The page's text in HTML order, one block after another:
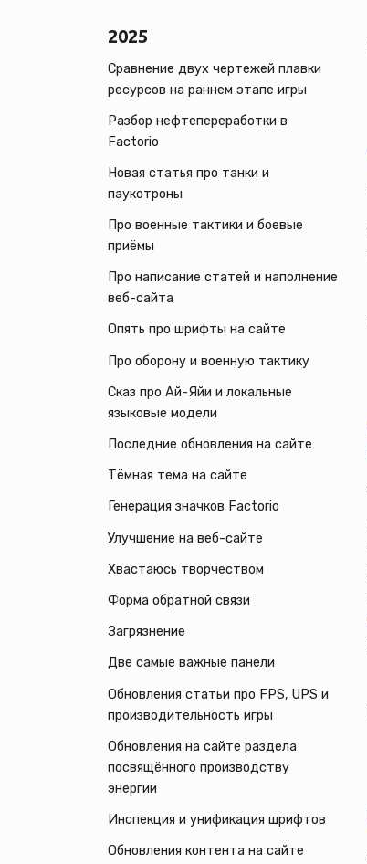
2025
Сравнение двух чертежей плавки
ресурсов на раннем этапе игры
Разбор нефтепереработки в
Factorio
Новая статья про танки и
паукотроны
Про военные тактики и боевые
приёмы
Про написание статей и наполнение
веб-сайта
Опять про шрифты на сайте
Про оборону и военную тактику
Сказ про Ай-Яйи и локальные
языковые модели
Последние обновления на сайте
Тёмная тема на сайте
Генерация значков Factorio
Улучшение на веб-сайте
Хвастаюсь творчеством
Форма обратной связи
Загрязнение
Две самые важные панели
Обновления статьи про FPS, UPS и
производительность игры
Обновления на сайте раздела
посвящённого производству
энергии
Инспекция и унификация шрифтов
Обновления контента на сайте